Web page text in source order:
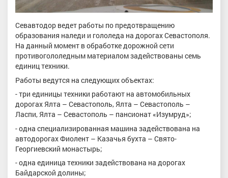
Севавтодор ведет работы по предотвращению
образования наледи и гололеда на дорогах Севастополя.
На данный момент в обработке дорожной сети
противогололедным материалом задействованы семь
единиц техники.
Работы ведутся на следующих объектах:
- три единицы техники работают на автомобильных
дорогах Ялта – Севастополь, Ялта – Севастополь –
Ласпи, Ялта – Севастополь – пансионат «Изумруд»;
- одна специализированная машина задействована на
автодорогах Фиолент – Казачья бухта – Свято-
Георгиевский монастырь;
- одна единица техники задействована на дорогах
Байдарской долины;